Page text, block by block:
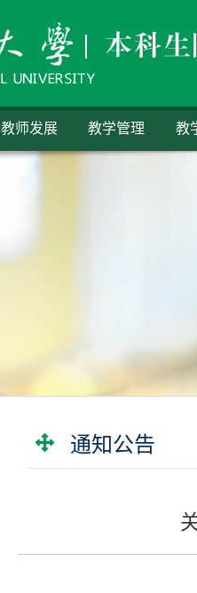
教师发展 教学管理 教
通知公告